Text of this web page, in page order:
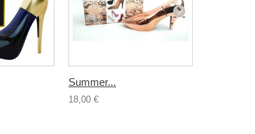
Summer...
18,00 €